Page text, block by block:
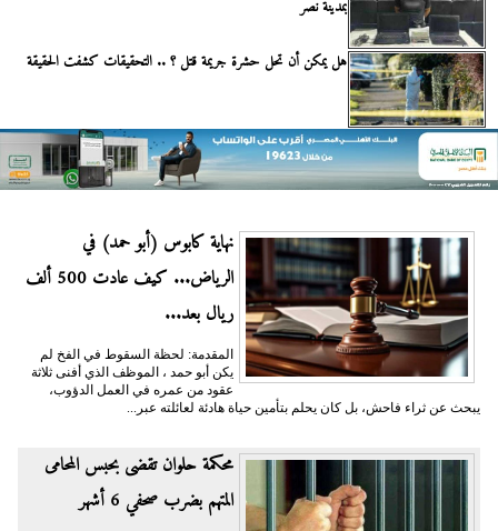
بمدينة نصر
هل يمكن أن تحل حشرة جريمة قتل ؟ .. التحقيقات كشفت الحقيقة
نهاية كابوس (أبو حمد) في
الرياض... كيف عادت 500 ألف
ريال بعد...
المقدمة: لحظة السقوط في الفخ لم
يكن أبو حمد ، الموظف الذي أفنى ثلاثة
عقود من عمره في العمل الدؤوب،
يبحث عن ثراء فاحش، بل كان يحلم بتأمين حياة هادئة لعائلته عبر...
محكمة حلوان تقضى بحبس المحامى
المتهم بضرب صحفي 6 أشهر